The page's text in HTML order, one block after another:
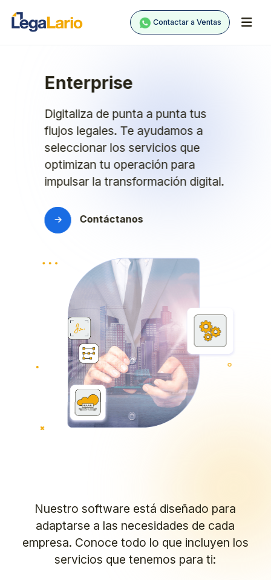
Contactar a Ventas
Enterprise
Digitaliza de punta a punta tus
flujos legales. Te ayudamos a
seleccionar los servicios que
optimizan tu operación para
impulsar la transformación digital.
Contáctanos
Nuestro software está diseñado para
adaptarse a las necesidades de cada
empresa. Conoce todo lo que incluyen los
servicios que tenemos para ti: